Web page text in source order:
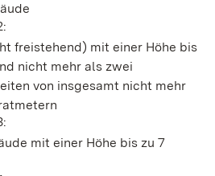
freistehend) mit einer Höhe bis
nicht mehr als zwei
von insgesamt nicht mehr
mit einer Höhe bis zu 7